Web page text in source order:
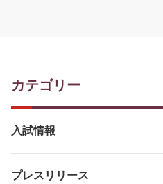
カテゴリー
入試情報
プレスリリース